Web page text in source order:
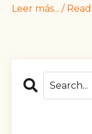
Leer más... /